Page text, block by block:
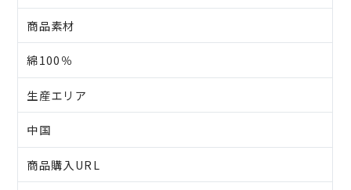
商品素材
綿100％
生産エリア
中国
商品購入URL